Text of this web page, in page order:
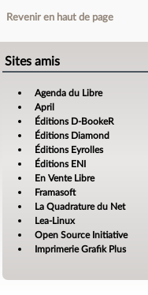
Revenir en haut de page
Sites amis
Agenda du Libre
April
Éditions D-BookeR
Éditions Diamond
Éditions Eyrolles
Éditions ENI
En Vente Libre
Framasoft
La Quadrature du Net
Lea-Linux
Open Source Initiative
Imprimerie Grafik Plus